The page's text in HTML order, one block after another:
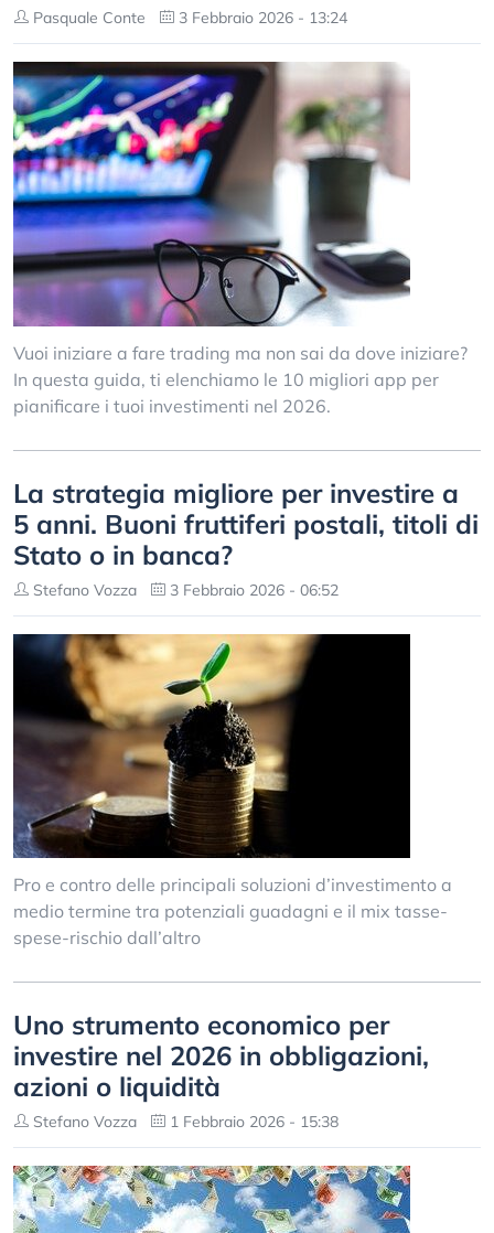
Pasquale Conte 3 Febbraio 2026 - 13:24
Vuoi iniziare a fare trading ma non sai da dove iniziare?
In questa guida, ti elenchiamo le 10 migliori app per
pianificare i tuoi investimenti nel 2026.
La strategia migliore per investire a
5 anni. Buoni fruttiferi postali, titoli di
Stato o in banca?
Stefano Vozza 3 Febbraio 2026 - 06:52
Pro e contro delle principali soluzioni d’investimento a
medio termine tra potenziali guadagni e il mix tasse-
spese-rischio dall’altro
Uno strumento economico per
investire nel 2026 in obbligazioni,
azioni o liquidità
Stefano Vozza 1 Febbraio 2026 - 15:38